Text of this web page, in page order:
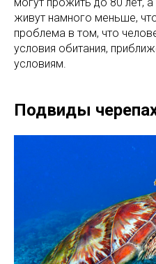
живут намного меньше,
проблема в том, что
условия обитания,
условиям.
Подвиды